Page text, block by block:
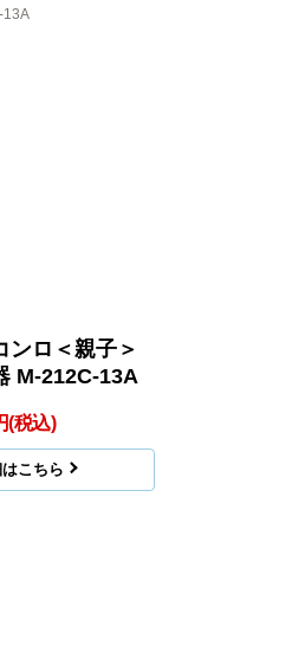
13A
ンロ＜親子＞
M-212C-13A
(税込)
こちら